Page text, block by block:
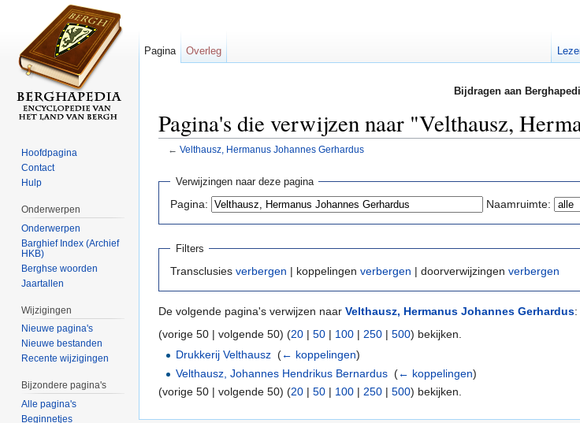
Bijdragen aan
Pagina's die verwijzen naar "Velthausz,
← Velthausz, Hermanus Johannes Gerhardus
Verwijzingen naar deze pagina
Pagina: Naamruimte:
Filters
Transclusies verbergen | koppelingen verbergen | doorverwijzingen verbergen
De volgende pagina's verwijzen naar Velthausz, Hermanus Johannes Gerhardus:
(vorige 50 | volgende 50) (20 | 50 | 100 | 250 | 500) bekijken.
Drukkerij Velthausz ‎(← koppelingen)
Velthausz, Johannes Hendrikus Bernardus ‎(← koppelingen)
(vorige 50 | volgende 50) (20 | 50 | 100 | 250 | 500) bekijken.
Pagina Overleg
Hoofdpagina
Contact
Hulp
Onderwerpen
Onderwerpen
Barghief Index (Archief
HKB)
Berghse woorden
Jaartallen
Wijzigingen
Nieuwe pagina's
Nieuwe bestanden
Recente wijzigingen
Bijzondere pagina's
Alle pagina's
Beginnetjes